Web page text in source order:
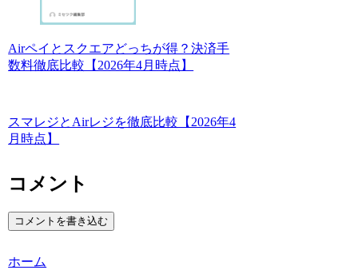
Airペイとスクエアどっちが得？決済手
数料徹底比較【2026年4月時点】
スマレジとAirレジを徹底比較【2026年4
月時点】
コメント
コメントを書き込む
ホーム